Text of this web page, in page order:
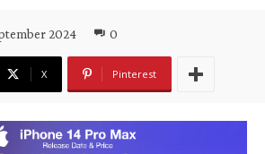
2024 0
X Pinterest